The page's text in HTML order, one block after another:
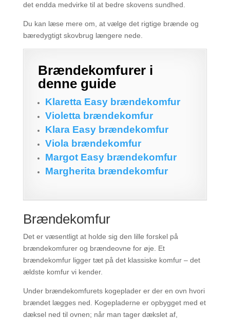
det endda medvirke til at bedre skovens sundhed.
Du kan læse mere om, at vælge det rigtige brænde og
bæredygtigt skovbrug længere nede.
Brændekomfurer i
denne guide
Klaretta Easy brændekomfur
Violetta brændekomfur
Klara Easy brændekomfur
Viola brændekomfur
Margot Easy brændekomfur
Margherita brændekomfur
Brændekomfur
Det er væsentligt at holde sig den lille forskel på
brændekomfurer og brændeovne for øje. Et
brændekomfur ligger tæt på det klassiske komfur – det
ældste komfur vi kender.
Under brændekomfurets kogeplader er der en ovn hvori
brændet lægges ned. Kogepladerne er opbygget med et
dæksel ned til ovnen; når man tager dækslet af,